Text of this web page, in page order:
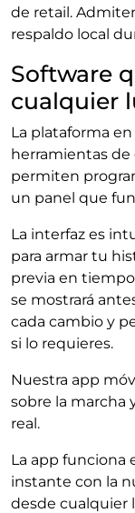
de retail.
respaldo local
Software
cualquier
La plataforma
herramientas
permiten
un panel que
La interfaz es
para armar tu
previa en
se mostrará
cada cambio y
si lo requieres.
Nuestra app
sobre la marcha
real.
La app funciona
instante con la
desde cualquier